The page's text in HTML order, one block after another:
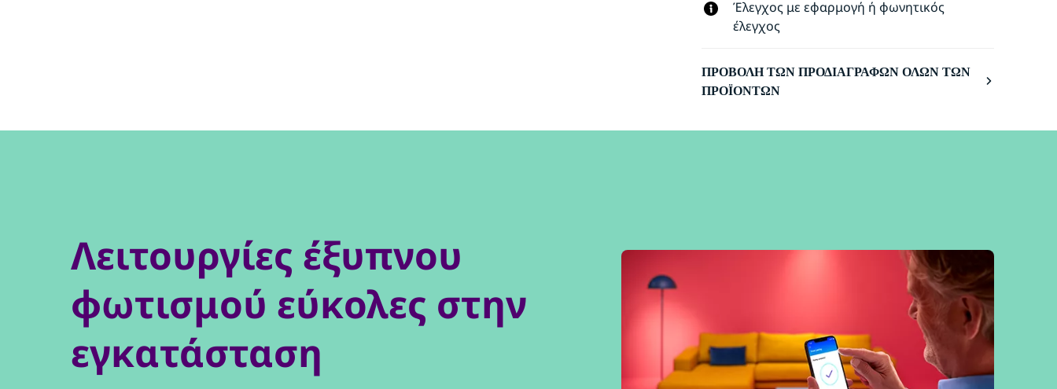
Έλεγχος με εφαρμογή ή φωνητικός
έλεγχος
ΠΡΟΒΟΛΉ ΤΩΝ ΠΡΟΔΙΑΓΡΑΦΏΝ ΌΛΩΝ ΤΩΝ
ΠΡΟΪΌΝΤΩΝ
Λειτουργίες έξυπνου
φωτισμού εύκολες στην
εγκατάσταση